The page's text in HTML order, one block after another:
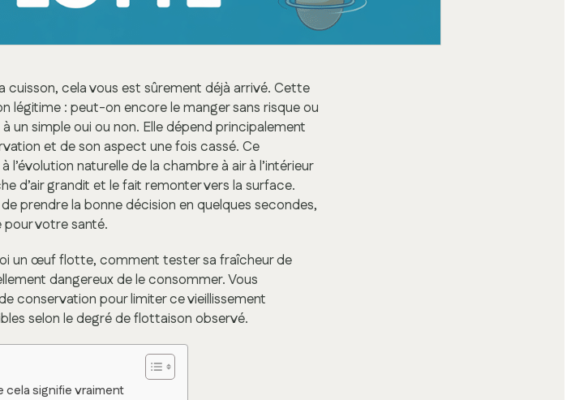
cela vous est sûrement déjà arrivé. Cette
légitime : peut-on encore le manger sans risque ou
un simple oui ou non. Elle dépend principalement
et de son aspect une fois cassé. Ce
naturelle de la chambre à air à l’intérieur
d’air grandit et le fait remonter vers la surface.
prendre la bonne décision en quelques secondes,
pour votre santé.
un œuf flotte, comment tester sa fraîcheur de
dangereux de le consommer. Vous
conservation pour limiter ce vieillissement
selon le degré de flottaison observé.
signifie vraiment